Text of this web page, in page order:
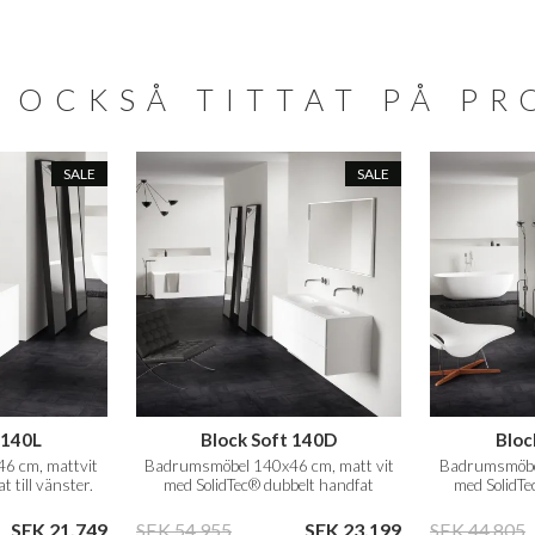
OCKSÅ TITTAT PÅ
SALE
cm, mattvit
till vänster.
SEK 21.749
SALE
Block Soft 140D
Badrumsmöbel 140x46 cm, matt vit
med SolidTec® dubbelt handfat
SEK 54.955 SEK 23.199
med
SEK 44.805